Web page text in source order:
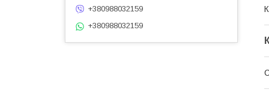
+380988032159
+380988032159